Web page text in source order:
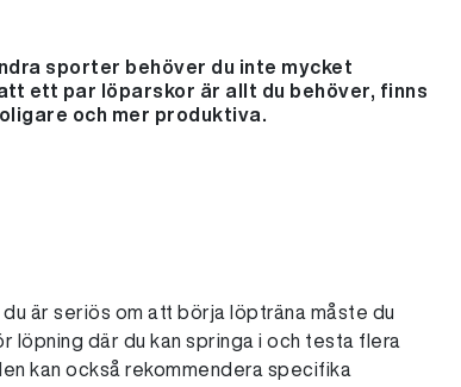
sporter behöver du inte mycket
ett par löparskor är allt du behöver, finns
och mer produktiva.
är seriös om att börja löpträna måste du
löpning där du kan springa i och testa flera
kan också rekommendera specifika